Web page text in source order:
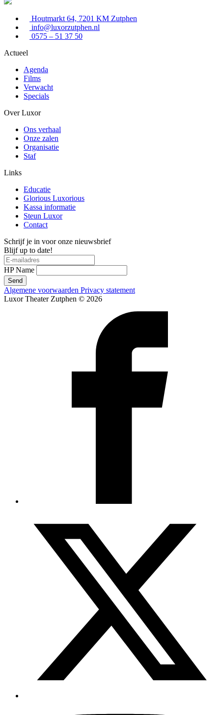
Houtmarkt 64, 7201 KM Zutphen
info@luxorzutphen.nl
0575 – 51 37 50
Actueel
Agenda
Films
Verwacht
Specials
Over Luxor
Ons verhaal
Onze zalen
Organisatie
Staf
Links
Educatie
Glorious Luxorious
Kassa informatie
Steun Luxor
Contact
Schrijf je in voor onze nieuwsbrief
Blijf up to date!
HP Name
Send
Algemene voorwaarden Privacy statement
Luxor Theater Zutphen © 2026